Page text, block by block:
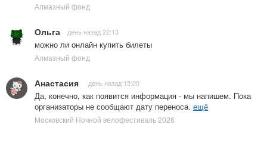
Алмазный фонд
Ольга день назад 22:13
можно ли онлайн купить билеты
Алмазный фонд
Анастасия день назад 15:00
Да, конечно, как появится информация - мы напишем. Пока
организаторы не сообщают дату переноса. ещё
Московский Ночной велофестиваль 2026